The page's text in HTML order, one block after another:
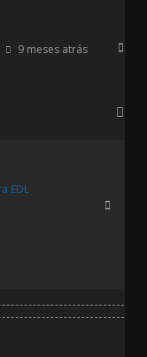
9 meses atrás
EDL